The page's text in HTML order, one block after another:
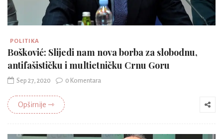
POLITIKA
Bošković: Slijedi nam nova borba za slobodnu,
antifašističku i multietničku Crnu Goru
Sep 27, 2020 0 Komentara
Opširnije ⇾